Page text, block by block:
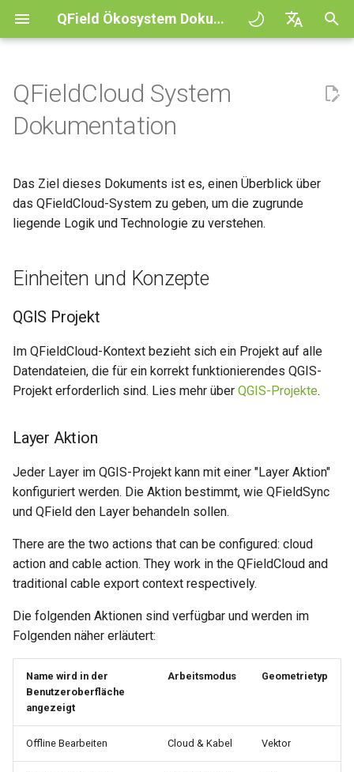
QField Ökosystem Dokumentation
Portuguese
Español
h
d
i
t
l
i
i
r
Prinzipien QFieldCloud
Beispielprojekte
Need help?
Projekt
Translation contribution
Lizenz
FAQ
General QField general settings
Create new project in
Relation Reference widget
Data Source and project
Attachment widget
QField Interface
Interagiere mit der Karte
Suchleiste
Kartendesign
Data Collection
Digitize and edit
Processing algorithms
All about GPS, GNSS and
Navigation
Externes Routing
COGO Framework -
XLSForm Converter
Sensoren
Zeitfilter
Variables
Shared datasets
Plugins
Multilingual project support
QR Codes
Einheiten und Konzepte
Layer Aktion
Cloud action configuration
Offline-Bearbeitung im Feld,
QFieldCloud ist mit der
QFieldCloud ist nicht mit der
Datenbank verbunden
QFieldCloud Django
administration
Improving efficiencies in
ecological surveying
Ground truth data collection
Data collection of malaria
Data collection of rural water
supply systems
Vanilla surveys
Heritage impact assessment
QFieldCloud System
Dokumentation
Das Ziel dieses Dokuments ist es, einen Überblick über
das QFieldCloud-System zu geben, um die zugrunde
liegende Logik und Technologie zu verstehen.
Einheiten und Konzepte
QGIS Projekt
Im QFieldCloud-Kontext bezieht sich ein Projekt auf alle
Datendateien, die für ein korrekt funktionierendes QGIS-
Projekt erforderlich sind. Lies mehr über QGIS-Projekte.
Layer Aktion
Jeder Layer im QGIS-Projekt kann mit einer "Layer Aktion"
konfiguriert werden. Die Aktion bestimmt, wie QFieldSync
und QField den Layer behandeln sollen.
There are the two actions that can be configured: cloud
action and cable action. They work in the QFieldCloud and
traditional cable export context respectively.
Die folgenden Aktionen sind verfügbar und werden im
Folgenden näher erläutert:
Name wird in der
Benutzeroberfläche
angezeigt
Arbeitsmodus Geometrietyp
Offline Bearbeiten Cloud & Kabel Vektor